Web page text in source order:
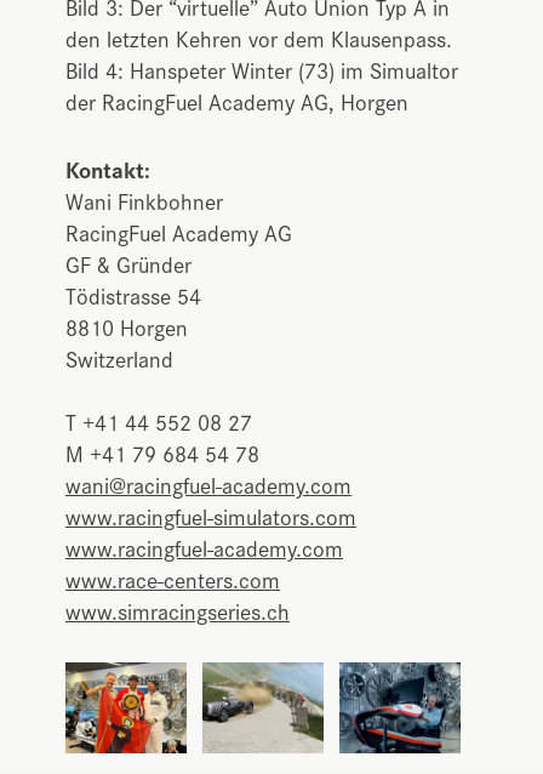
den letzten Kehren vor dem Klausenpass.
Bild 4: Hanspeter Winter (73) im Simualtor
der RacingFuel Academy AG, Horgen
Kontakt:
Wani Finkbohner
RacingFuel Academy AG
GF & Gründer
Tödistrasse 54
8810 Horgen
Switzerland
T +41 44 552 08 27
M +41 79 684 54 78
wani@racingfuel-academy.com
www.racingfuel-simulators.com
www.racingfuel-academy.com
www.race-centers.com
www.simracingseries.ch